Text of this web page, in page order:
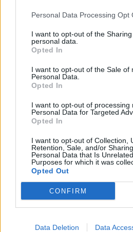
Personal Data Processing Opt
I want to opt-out of the
personal data.
Opted In
I want to opt-out of the Sale of
Personal Data.
Opted In
I want to opt-out of processing
Personal Data for Targeted
Opted In
I want to opt-out of Collection,
Retention, Sale, and/or
Personal Data that Is
Purposes for which it was
Opted Out
CONFIRM
Data Deletion Data
Juvelyrikos amatas: koks jis
dabar?
Žinios | Gyvenimo būdas
Kokią įtaką juvelyrikai padarė 3D
Žinios | Gyvenimo būdas
Galbūt šie daiktai priklauso
pareigūnams rasti teisėtus
Kriminalai
Lietuvos ir Vokietijos